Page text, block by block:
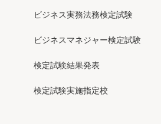
ビジネス実務法務検定試験
ビジネスマネジャー検定試験
検定試験結果発表
検定試験実施指定校